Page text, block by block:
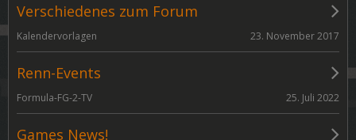
Verschiedenes zum Forum
Kalendervorlagen 23. November 2017
Renn-Events
Formula-FG-2-TV 25. Juli 2022
Games News!